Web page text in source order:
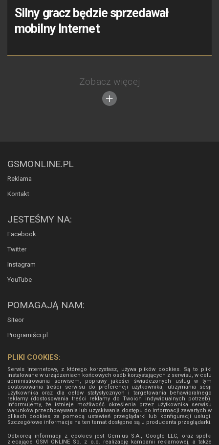
Silny gracz będzie sprzedawał
mobilny Internet
Zobacz więcej
GSMONLINE.PL
Reklama
Kontakt
JESTEŚMY NA:
Facebook
Twitter
Instagram
YouTube
POMAGAJĄ NAM:
Siteor
Programiści.pl
PLIKI COOKIES:
Serwis internetowy, z którego korzystasz, używa plików cookies. Są to pliki
instalowane w urządzeniach końcowych osób korzystających z serwisu, w celu
administrowania serwisem, poprawy jakości świadczonych usług w tym
dostosowania treści serwisu do preferencji użytkownika, utrzymania sesji
użytkownika oraz dla celów statystycznych i targetowania behawioralnego
reklamy (dostosowania treści reklamy do Twoich indywidualnych potrzeb).
Informujemy, że istnieje możliwość określenia przez użytkownika serwisu
warunków przechowywania lub uzyskiwania dostępu do informacji zawartych w
plikach cookies za pomocą ustawień przeglądarki lub konfiguracji usługi.
Szczegółowe informacje na ten temat dostępne są u producenta przeglądarki.
Odbiorcą informacji z cookies jest Gemius S.A., Google LLC, oraz spółki
zlecające GSM ONLINE Sp. z o.o. realizację kampanii reklamowej, a także